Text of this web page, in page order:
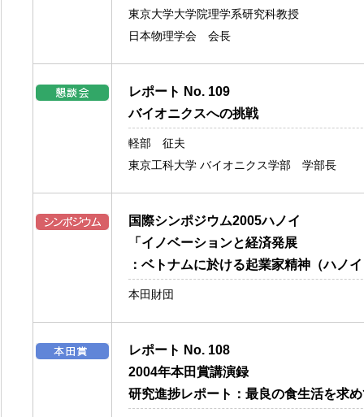
東京大学大学院理学系研究科教授
日本物理学会 会長
レポート No. 109
バイオニクスへの挑戦
軽部 征夫
東京工科大学 バイオニクス学部 学部長
国際シンポジウム2005ハノイ
「イノベーションと経済発展
：ベトナムに於ける起業家精神（ハノ
本田財団
レポート No. 108
2004年本田賞講演録
研究進捗レポート：最良の食生活を求